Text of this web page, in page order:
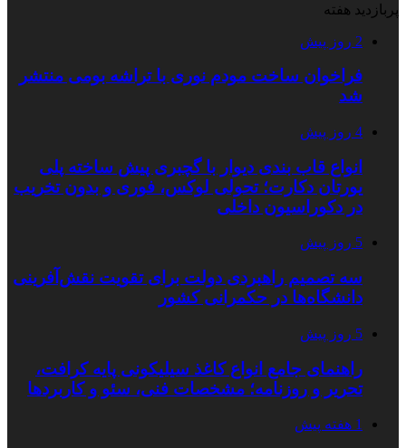
پربازدید هفته
2 روز پیش
فراخوان ساخت مودم نوری با تراشه بومی منتشر
شد
4 روز پیش
انواع قاب بندی دیوار با گچبری پیش ساخته پلی
یورتان دکارت؛ تحولی لوکس، فوری و بدون تخریب
در دکوراسیون داخلی
5 روز پیش
سه تصمیم راهبردی دولت برای تقویت نقش‌آفرینی
دانشگاه‌ها در حکمرانی کشور
5 روز پیش
راهنمای جامع انواع کاغذ سیلیکونی پایه کرافت،
تحریر و روزنامه؛ مشخصات فنی، سئو و کاربردها
1 هفته پیش